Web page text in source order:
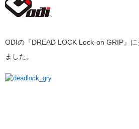
ODIの『DREAD LOCK Lock-on GRIP』
ました。